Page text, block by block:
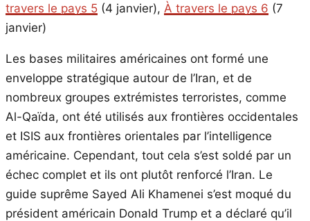
travers le pays 5 (4 janvier), À travers le pays 6 (7
janvier)
Les bases militaires américaines ont formé une
enveloppe stratégique autour de l’Iran, et de
nombreux groupes extrémistes terroristes, comme
Al-Qaïda, ont été utilisés aux frontières occidentales
et ISIS aux frontières orientales par l’intelligence
américaine. Cependant, tout cela s’est soldé par un
échec complet et ils ont plutôt renforcé l’Iran. Le
guide suprême Sayed Ali Khamenei s’est moqué du
président américain Donald Trump et a déclaré qu’il